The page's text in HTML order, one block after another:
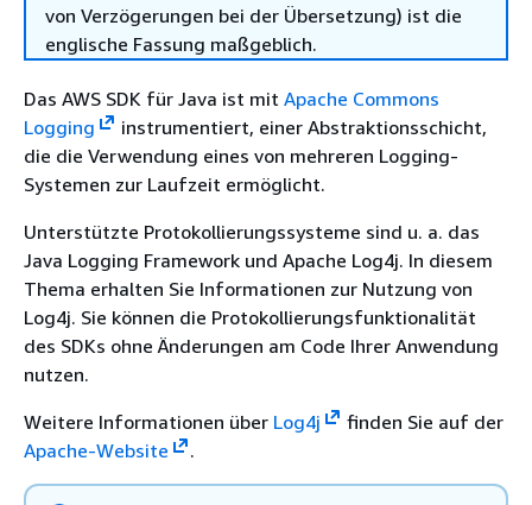
von Verzögerungen bei der Übersetzung) ist die
englische Fassung maßgeblich.
Das AWS SDK für Java ist mit Apache Commons
Logging
instrumentiert, einer Abstraktionsschicht,
die die Verwendung eines von mehreren Logging-
Systemen zur Laufzeit ermöglicht.
Unterstützte Protokollierungssysteme sind u. a. das
Java Logging Framework und Apache Log4j. In diesem
Thema erhalten Sie Informationen zur Nutzung von
Log4j. Sie können die Protokollierungsfunktionalität
des SDKs ohne Änderungen am Code Ihrer Anwendung
nutzen.
Weitere Informationen über Log4j
finden Sie auf der
Apache-Website
.